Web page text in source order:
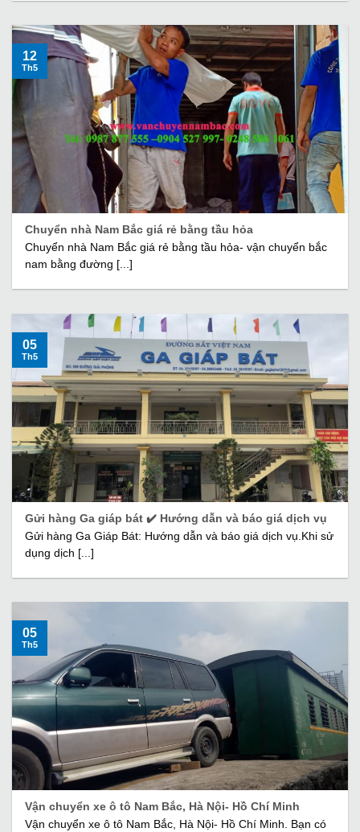
Chuyển nhà Nam Bắc giá rẻ bằng tầu hỏa
Chuyển nhà Nam Bắc giá rẻ bằng tầu hỏa- vận chuyển bắc
nam bằng đường [...]
12
Th5
Gửi hàng Ga giáp bát ✔️ Hướng dẫn và báo giá dịch vụ
Gửi hàng Ga Giáp Bát: Hướng dẫn và báo giá dịch vụ.Khi sử
dụng dịch [...]
05
Th5
Vận chuyển xe ô tô Nam Bắc, Hà Nội- Hồ Chí Minh
Vận chuyển xe ô tô Nam Bắc, Hà Nội- Hồ Chí Minh. Bạn có
05
Th5